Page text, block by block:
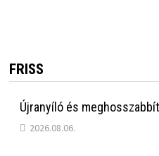
FRISS
Újranyíló és
2026.08.06.